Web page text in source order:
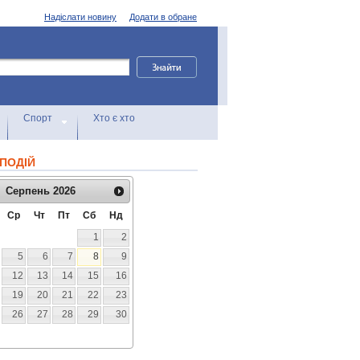
Додати в обране
Надіслати новину
Спорт Хто є хто
Серпень 2026
Ср Чт Пт Сб
Нд
1
2
5 6 7 8
9
12 13 14 15
16
19 20 21 22
23
26 27 28 29
30